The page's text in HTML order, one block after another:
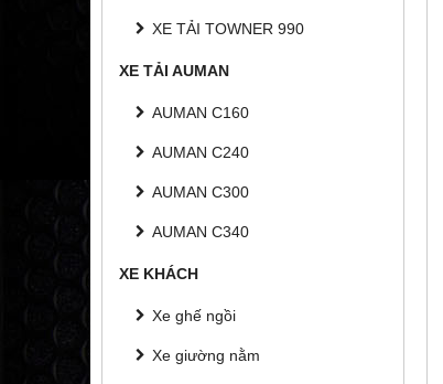
XE TẢI TOWNER 990
XE TẢI AUMAN
AUMAN C160
AUMAN C240
AUMAN C300
AUMAN C340
XE KHÁCH
Xe ghế ngồi
Xe giường nằm